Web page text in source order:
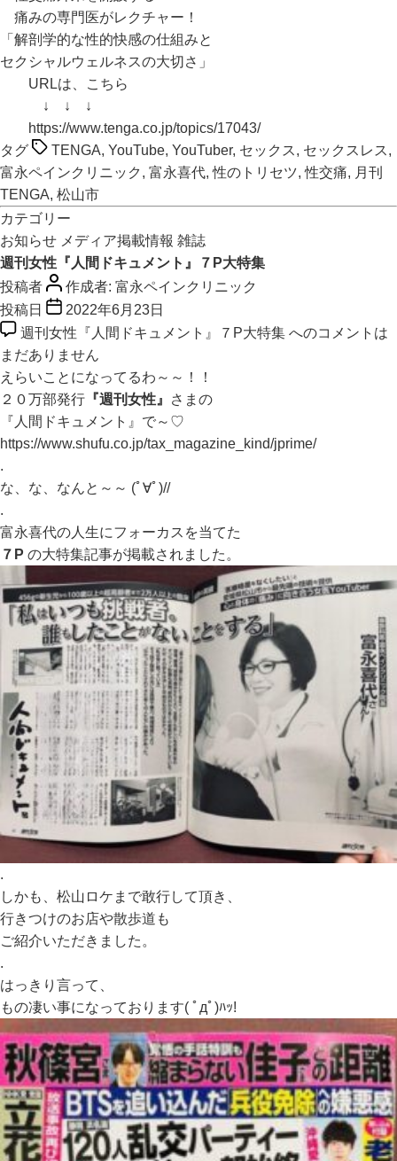
痛みの専門医がレクチャー！
「解剖学的な性的快感の仕組みと
セクシャルウェルネスの大切さ」
URLは、こちら
↓ ↓ ↓
https://www.tenga.co.jp/topics/17043/
タグ
TENGA, YouTube, YouTuber, セックス, セックスレス,
富永ペインクリニック , 富永喜代,性のトリセツ,性交痛, 月刊
TENGA, 松山市
カテゴリー
お知らせ メディア掲載情報 雑誌
週刊女性『人間ドキュメント』７P大特集
投稿者
作成者: 富永ペインクリニック
投稿日
2022年6月23日
週刊女性『人間ドキュメント』７P大特集 へのコメントは
まだありません
えらいことになってるわ～～！！
２０万部発行 『週刊女性』
さまの
『人間ドキュメント』で～♡
https://www.shufu.co.jp/tax_magazine_kind/jprime/
.
な、な、なんと～～ (ﾟ∀ﾟ)//
.
富永喜代の人生にフォーカスを当てた
７P の大特集記事が掲載されました。
.
しかも、松山ロケまで敢行して頂き、
行きつけのお店や散歩道も
ご紹介いただきました。
.
はっきり言って、
もの凄い事になっております( ﾟдﾟ)ﾊｯ!